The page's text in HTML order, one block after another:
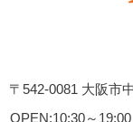
〒542-0081 大阪市
OPEN:10:30～